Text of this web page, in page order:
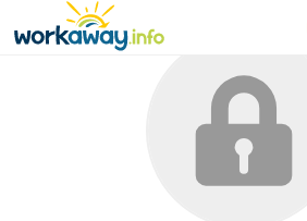
CONTENT
MAIN NAVIGATION